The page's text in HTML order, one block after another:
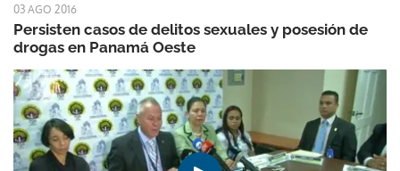
03 AGO 2016
Persisten casos de delitos sexuales y posesión de
drogas en Panamá Oeste